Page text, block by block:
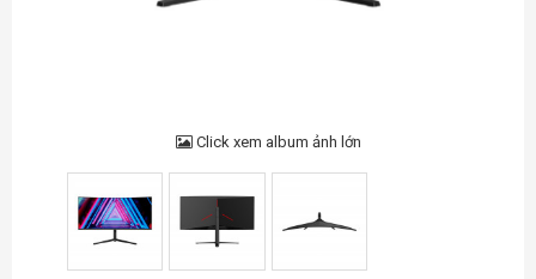
Click xem album ảnh lớn